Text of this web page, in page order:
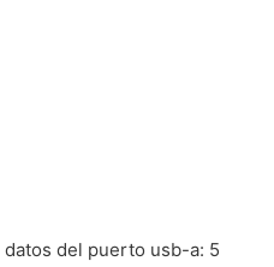
del puerto usb-a: 5